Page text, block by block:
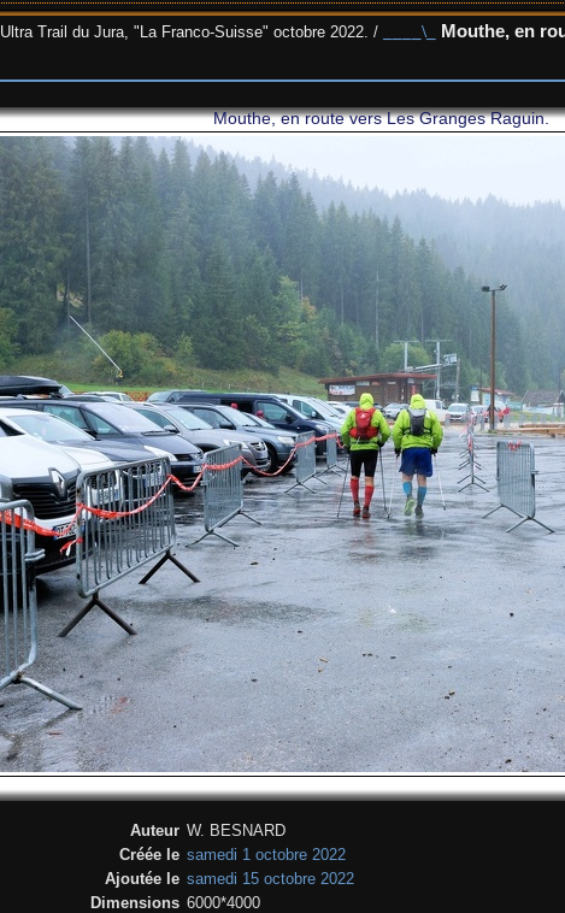
Ultra Trail du Jura, "La Franco-Suisse" octobre 2022. / Mouthe, en
Mouthe, en route vers Les Granges Raguin.
Auteur W. BESNARD
Créée le samedi 1 octobre 2022
Ajoutée le samedi 15 octobre 2022
Dimensions 6000*4000